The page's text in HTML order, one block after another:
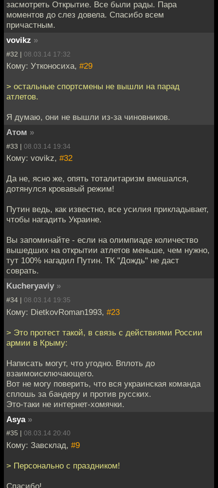
засмотреть Открытие. Все были рады. Пара
моментов до слез довела. Спасибо всем
причастным.
vovikz »
#32 | 08.03.14 17:32
Кому: Утконосиха, #29
> остальные спортсмены не вышли на парад
атлетов.
Я думаю, они не вышли из-за чиновников.
Атом »
#33 | 08.03.14 19:34
Кому: vovikz, #32
Да не, ясно же, опять тоталитаризм вмешался,
дотянулся кровавый режим!
Путин ведь, как известно, все усилия прикладывает,
чтобы нагадить Украине.
Вы запоминайте - если на олимпиаде количество
вышедших на открытии атлетов меньше, чем нужно,
тут 100% нагадил Путин. ТК "Дождь" не даст
соврать.
Kucheryaviy »
#34 | 08.03.14 19:35
Кому: DietkovRoman1993, #23
> Это протест такой, в связь с действиями России
армии в Крыму:
Написать могут, что угодно. Вплоть до
взаимоисключающего.
Вот не могу поверить, что вся украинская команда
сплошь за бандеру и против русских.
Это-таки не интернет-хомячки.
Asya »
#35 | 08.03.14 20:40
Кому: Завсклад, #9
> Персонально с праздником!
Спасибо!